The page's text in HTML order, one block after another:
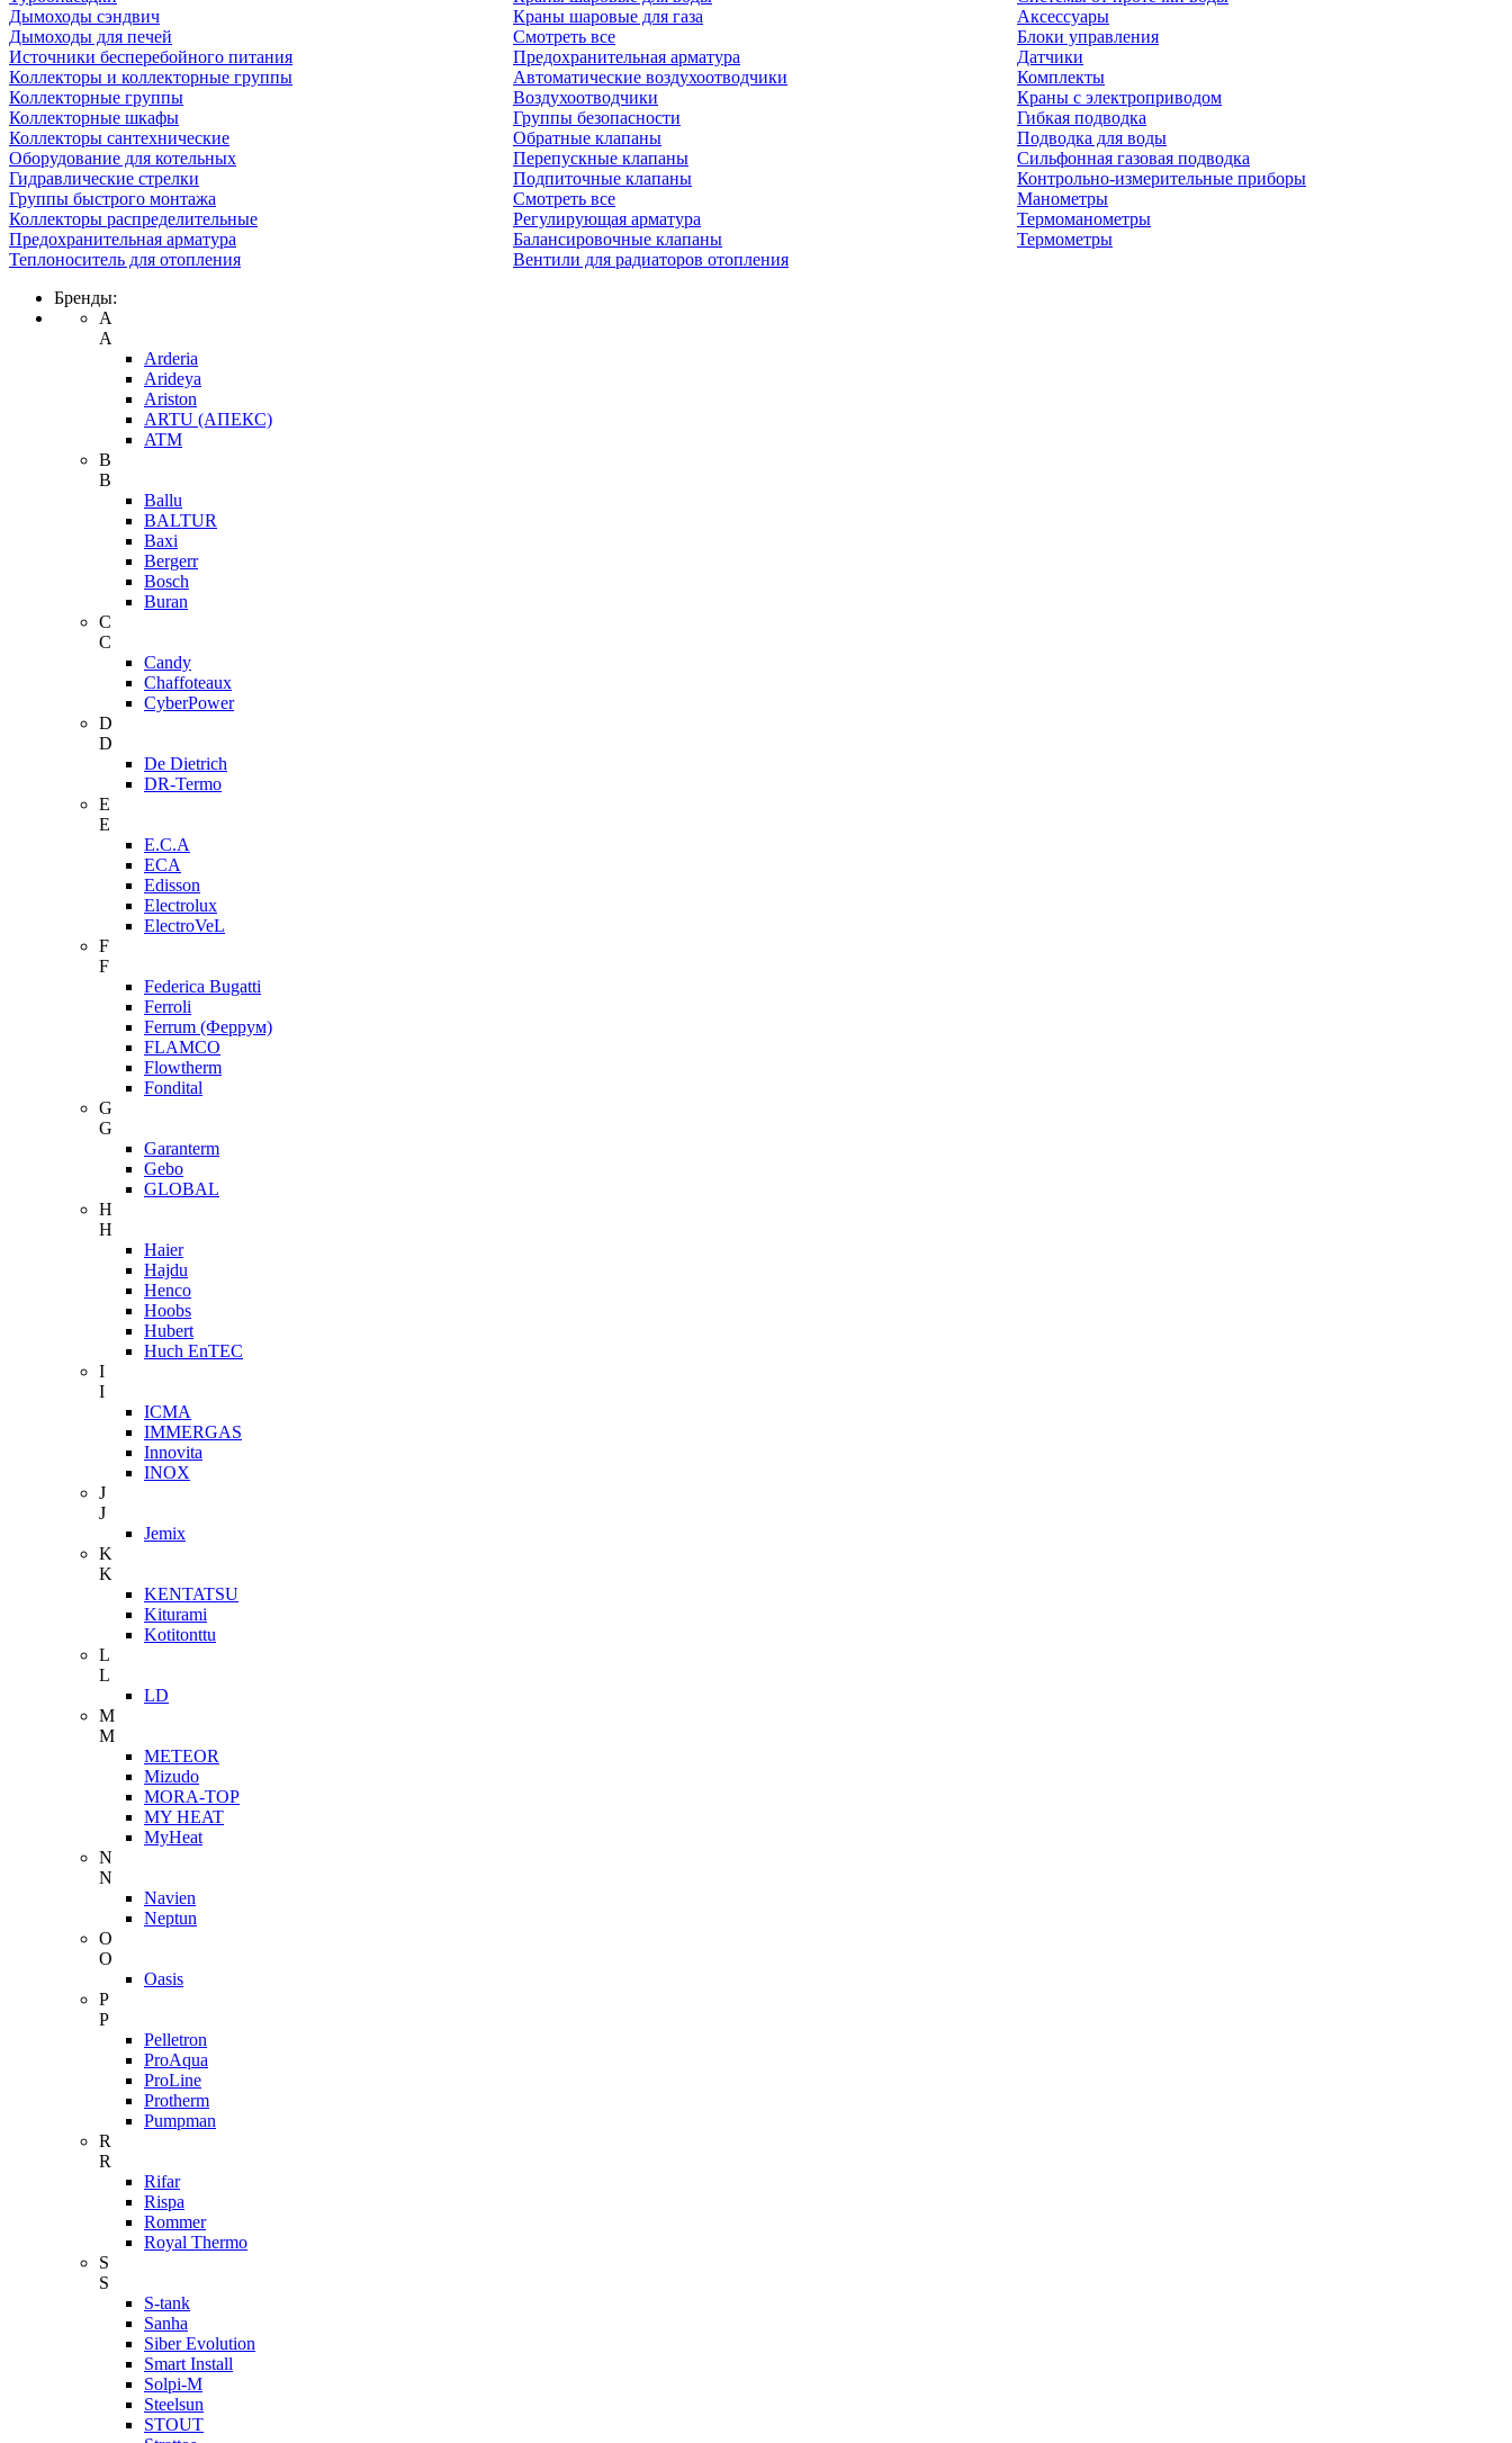
Дымоходы сэндвич
Дымоходы для печей
Источники бесперебойного питания
Коллекторы и коллекторные группы
Коллекторные группы
Коллекторные шкафы
Коллекторы сантехнические
Оборудование для котельных
Гидравлические стрелки
Группы быстрого монтажа
Коллекторы распределительные
Предохранительная арматура
Теплоноситель для отопления
Краны шаровые для газа
Смотреть все
Предохранительная арматура
Автоматические воздухоотводчики
Воздухоотводчики
Группы безопасности
Обратные клапаны
Перепускные клапаны
Подпиточные клапаны
Смотреть все
Регулирующая арматура
Балансировочные клапаны
Вентили для радиаторов отопления
Аксессуары
Блоки управления
Датчики
Комплекты
Краны с электроприводом
Гибкая подводка
Подводка для воды
Сильфонная газовая подводка
Контрольно-измерительные приборы
Манометры
Термоманометры
Термометры
Бренды:
A
A
Arderia
Arideya
Ariston
ARTU (АПЕКС)
ATM
B
B
Ballu
BALTUR
Baxi
Bergerr
Bosch
Buran
C
C
Candy
Chaffoteaux
CyberPower
D
D
De Dietrich
DR-Termo
E
E
E.C.A
ECA
Edisson
Electrolux
ElectroVeL
F
F
Federica Bugatti
Ferroli
Ferrum (Феррум)
FLAMCO
Flowtherm
Fondital
G
G
Garanterm
Gebo
GLOBAL
H
H
Haier
Hajdu
Henco
Hoobs
Hubert
Huch EnTEC
I
I
ICMA
IMMERGAS
Innovita
INOX
J
J
Jemix
K
K
KENTATSU
Kiturami
Kotitonttu
L
L
LD
M
M
METEOR
Mizudo
MORA-TOP
MY HEAT
MyHeat
N
N
Navien
Neptun
O
O
Oasis
P
P
Pelletron
ProAqua
ProLine
Protherm
Pumpman
R
R
Rifar
Rispa
Rommer
Royal Thermo
S
S
S-tank
Sanha
Siber Evolution
Smart Install
Solpi-M
Steelsun
STOUT